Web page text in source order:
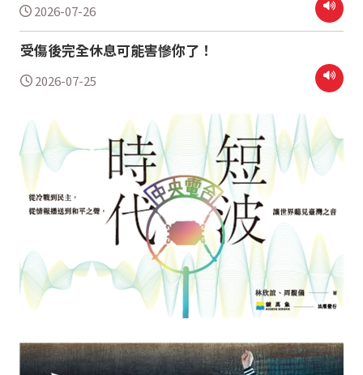
2026-07-26
受傷後完全休息可能害慘你了！
2026-07-25